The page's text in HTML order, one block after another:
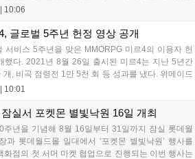
하며, 본편 외 다양한 추가 콘텐츠가 포함된다. 국내
. 청소년 이용 불가 등급이다....
| 10:06
글로벌 5주년 헌정 영상 공개
서비스 5주년을 맞은 MMORPG 미르4의 이용자 헌
했다. 2021년 8월 26일 출시된 미르4는 지난 5년간
, 비곡 점령전 1만 5천 회 등 성과를 냈다. 위메이드
은 오리지널 음원 뮤직비디오와 성과 정리 영상을
혔다....
| 10:01
실서 포켓몬 별빛낙원 16일 개최
주년을 기념해 8월 16일부터 31일까지 잠실 롯데월
과 롯데월드몰 일대에서 ‘포켓몬 별빛낙원’ 행사를
화점의 첫 서머 마켓 협업으로 진행되는 이번 행사는